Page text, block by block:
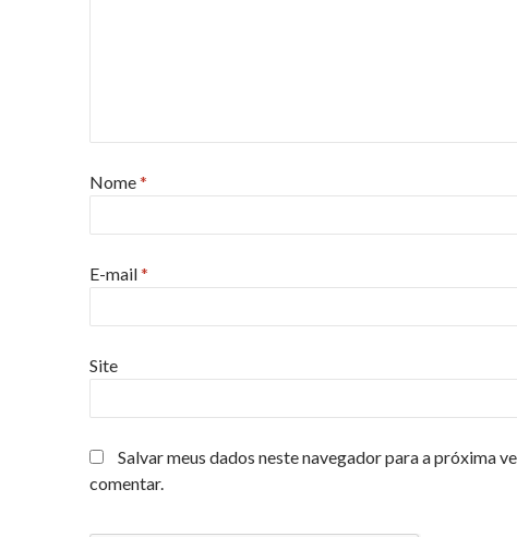
Nome*
E-mail*
Site
Salvar meus dados neste navegador para a próxima
comentar.